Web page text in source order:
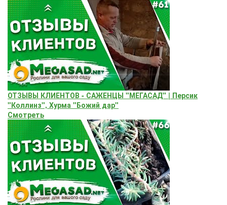
ОТЗЫВЫ КЛИЕНТОВ - САЖЕНЦЫ "МЕГАСАД" | Персик
"Коллинз", Хурма "Божий дар"
Смотреть